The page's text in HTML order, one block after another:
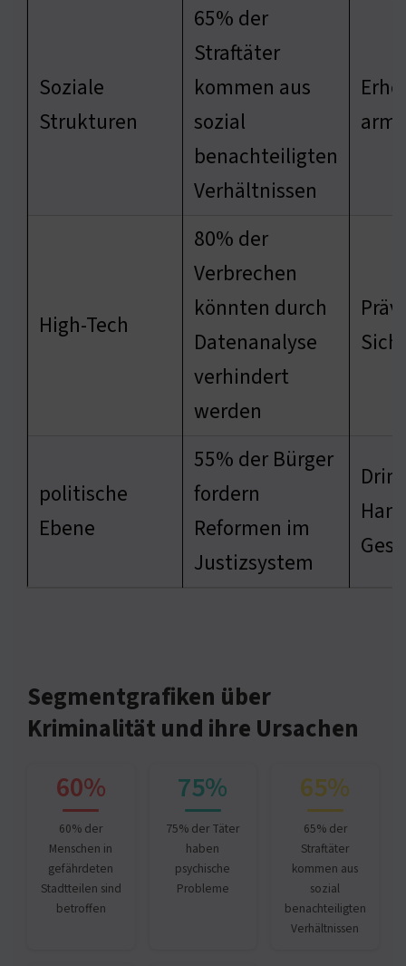
Soziale
Strukturen
65% der
Straftäter
kommen aus
sozial
benachteiligten
Verhältnissen
High-Tech
80% der
Verbrechen
könnten durch
Datenanalyse
verhindert
werden
politische
Ebene
55% der Bürger
fordern
Reformen im
Justizsystem
Segmentgrafiken über
Kriminalität und ihre Ursachen
60%
60% der
Menschen in
gefährdeten
Stadtteilen sind
betroffen
75%
75% der Täter
haben
psychische
Probleme
65%
65% der
Straftäter
kommen aus
sozial
benachteiligten
Verhältnissen